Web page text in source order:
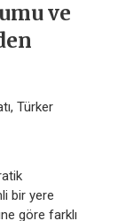
ve
Türker
bir yere
göre farklı